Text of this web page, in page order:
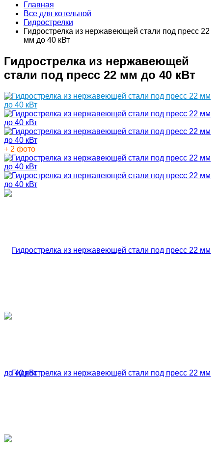
Главная
Все для котельной
Гидрострелки
Гидрострелка из нержавеющей стали под пресс 22
мм до 40 кВт
Гидрострелка из нержавеющей
стали под пресс 22 мм до 40 кВт
+ 2 фото